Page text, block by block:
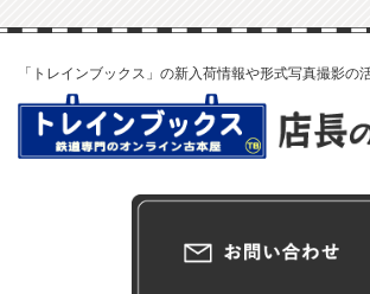
「トレインブックス」の新入荷情報や形式写真撮影の